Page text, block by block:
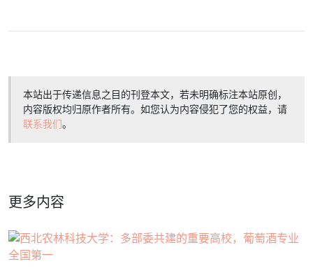
本站出于传递信息之目的刊登本文，若未明确标注本站原创，
内容版权均归原作者所有。如您认为内容侵犯了您的权益，请
联系我们。
更多内容